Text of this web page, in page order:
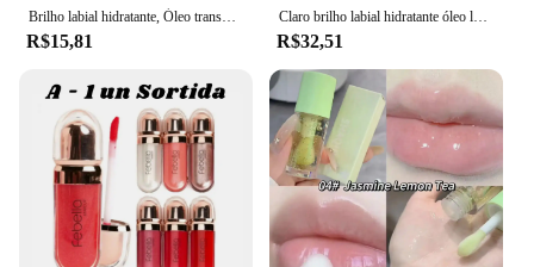
Brilho labial hidratante, Óleo transparente, Esmalte hidratante, Lip Plumper, Maquiagem Batom Líquido, Lábios Cosméticos, 6pcs
R$15,81
Claro brilho labial hidratante óleo labial não pegajoso sexy plumping gloss lábios batom moda cristal geléia maquiagem ferramentas de cuidados com os lábios novo
R$32,51